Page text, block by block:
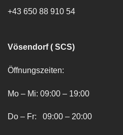
+43 650 88 910 54
Vösendorf ( SCS)
Öffnungszeiten:
Mo – Mi: 09:00 – 19:00
Do – Fr: 09:00 – 20:00